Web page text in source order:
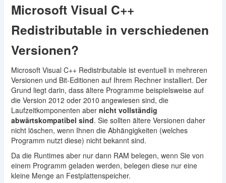
Microsoft Visual C++
Redistributable in verschiedenen
Versionen?
Microsoft Visual C++ Redistributable ist eventuell in mehreren
Versionen und Bit-Editionen auf Ihrem Rechner installiert. Der
Grund liegt darin, dass ältere Programme beispielsweise auf
die Version 2012 oder 2010 angewiesen sind, die
Laufzeitkomponenten aber nicht vollständig
abwärtskompatibel sind. Sie sollten ältere Versionen daher
nicht löschen, wenn Ihnen die Abhängigkeiten (welches
Programm nutzt diese) nicht bekannt sind.
Da die Runtimes aber nur dann RAM belegen, wenn Sie von
einem Programm geladen werden, belegen diese nur eine
kleine Menge an Festplattenspeicher.